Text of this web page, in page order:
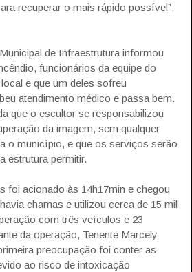
recuperar o mais rápido possível”,
de Infraestrutura informou
funcionários da equipe do
e que um deles sofreu
atendimento médico e passa bem.
que o escultor se responsabilizou
da imagem, sem qualquer
o município, e que os serviços serão
estrutura permitir.
foi acionado às 14h17min e chegou
chamas e utilizou cerca de 15 mil
com três veículos e 23
da operação, Tenente Marcely
preocupação foi conter as
ao risco de intoxicação